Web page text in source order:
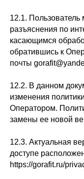
12.1.
разъяснения по
касающимся
обратившись к
почты
12.2. В данном
изменения
Оператором.
замены ее новой
12.3. Актуальная
доступе
https://gorafit.ru/